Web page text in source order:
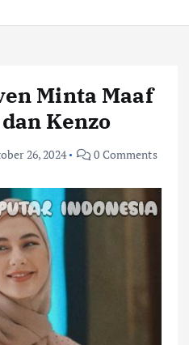
Minta Maaf
Kenzo
26, 2024 0 Comments